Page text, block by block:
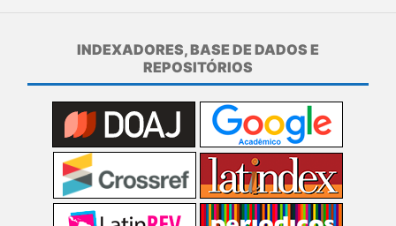
INDEXADORES, BASE DE DADOS E
REPOSITÓRIOS